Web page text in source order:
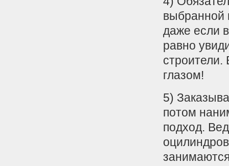
выбранной
даже если
равно
глазом!
5)
потом
подход.